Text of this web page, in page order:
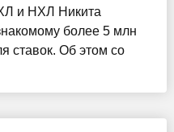
и НХЛ Никита
более 5 млн
ставок. Об этом со